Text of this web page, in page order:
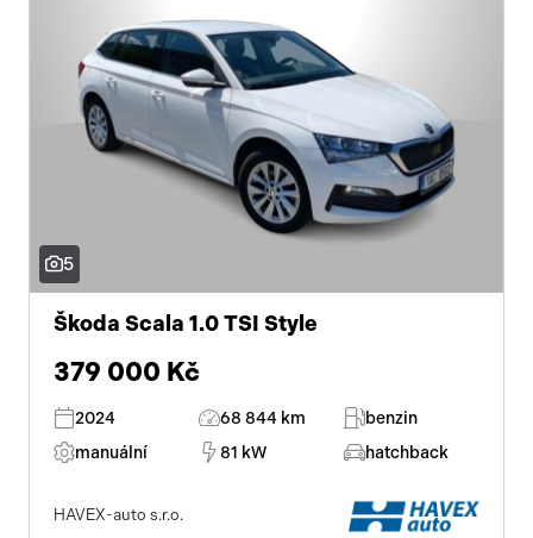
5
Škoda Scala 1.0 TSI Style
379 000 Kč
2024 68 844 km
benzin
manuální
81 kW hatchback
HAVEX-auto s.r.o.